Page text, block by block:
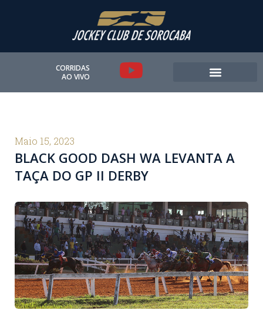
CORRIDAS
AO VIVO
Y
o
u
b
e
Maio 15, 2023
BLACK GOOD DASH WA LEVANTA A
TAÇA DO GP II DERBY